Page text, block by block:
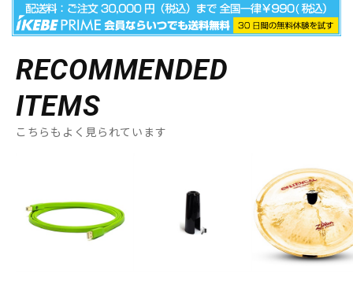
RECOMMENDED
ITEMS
こちらもよく見られています